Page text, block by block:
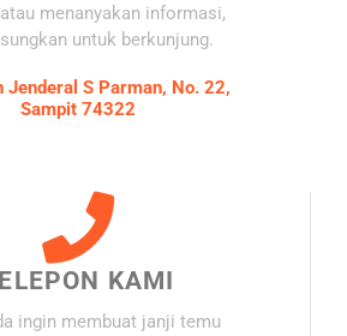
menanyakan informasi,
untuk berkunjung.
Jenderal S Parman, No. 22,
Sampit 74322
KAMI
ingin membuat janji temu